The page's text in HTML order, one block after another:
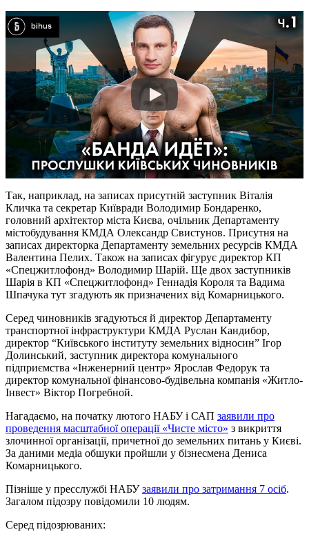
Так, наприклад, на записах присутній заступник Віталія
Кличка та секретар Київради Володимир Бондаренко,
головний архітектор міста Києва, очільник Департаменту
містобудування КМДА Олександр Свистунов. Присутня на
записах директорка Департаменту земельних ресурсів КМДА
Валентина Пелих. Також на записах фігурує директор КП
«Спецжитлофонд» Володимир Шарій. Ще двох заступників
Шарія в КП «Спецжитлофонд» Геннадія Короля та Вадима
Шпачука тут згадують як призначених від Комарницького.
Серед чиновників згадуються й директор Департаменту
транспортної інфраструктури КМДА Руслан Кандибор,
директор “Київського інституту земельних відносин” Ігор
Долинський, заступник директора комунального
підприємства «Інженерний центр» Ярослав Федорук та
директор комунальної фінансово-будівельна компанія «Житло-
Інвест» Віктор Погребной.
Нагадаємо, на початку лютого НАБУ і САП заявили про
проведення масштабної операції «Чисте місто» з викриття
злочинної організації, причетної до земельних питань у Києві.
За даними медіа обшуки пройшли у бізнесмена Дениса
Комарницького.
Пізніше у пресслужбі НАБУзаявили про затримання 7 осіб.
Загалом підозру повідомили 10 людям.
Серед підозрюваних: